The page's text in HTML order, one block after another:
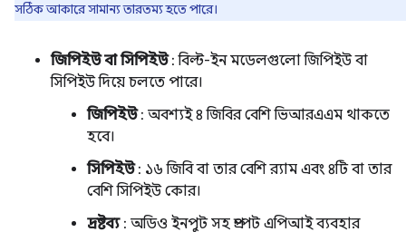
সঠিক আকারে সামান্য তারতম্য হতে পারে।
জিপিইউ বা সিপিইউ: বিল্ট-ইন মডেলগুলো জিপিইউ বা
সিপিইউ দিয়ে চলতে পারে।
জিপিইউ: অবশ্যই ৪ জিবির বেশি ভিআরএএম থাকতে
হবে।
সিপিইউ: ১৬ জিবি বা তার বেশি র‍্যাম এবং ৪টি বা তার
বেশি সিপিইউ কোর।
দ্রষ্টব্য: অডিও ইনপুট সহ প্রম্পট এপিআই ব্যবহার